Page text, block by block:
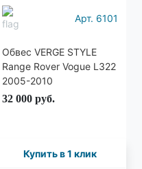
Арт. 6101
Обвес VERGE STYLE
Range Rover Vogue L322
2005-2010
32 000 руб.
Купить в 1 клик